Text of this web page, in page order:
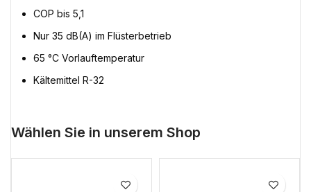
COP bis 5,1
Nur 35 dB(A) im Flüsterbetrieb
65 °C Vorlauftemperatur
Kältemittel R-32
Wählen Sie in unserem Shop